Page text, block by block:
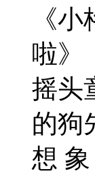
《
啦
摇
的
想 象